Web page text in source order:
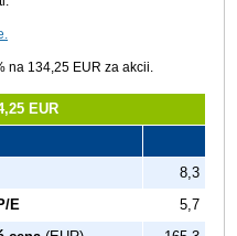
na 134,25 EUR za akcii.
EUR
8,3
E
5,7